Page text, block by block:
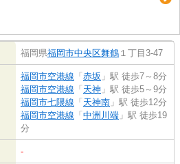
福岡県福岡市中央区舞鶴 １丁目3-47
福岡市空港線 「 赤坂 」駅 徒歩7～8分
福岡市空港線 「 天神 」駅 徒歩5～9分
福岡市七隈線 「 天神南 」駅 徒歩12分
福岡市空港線 「 中洲川端 」駅 徒歩19
分
-